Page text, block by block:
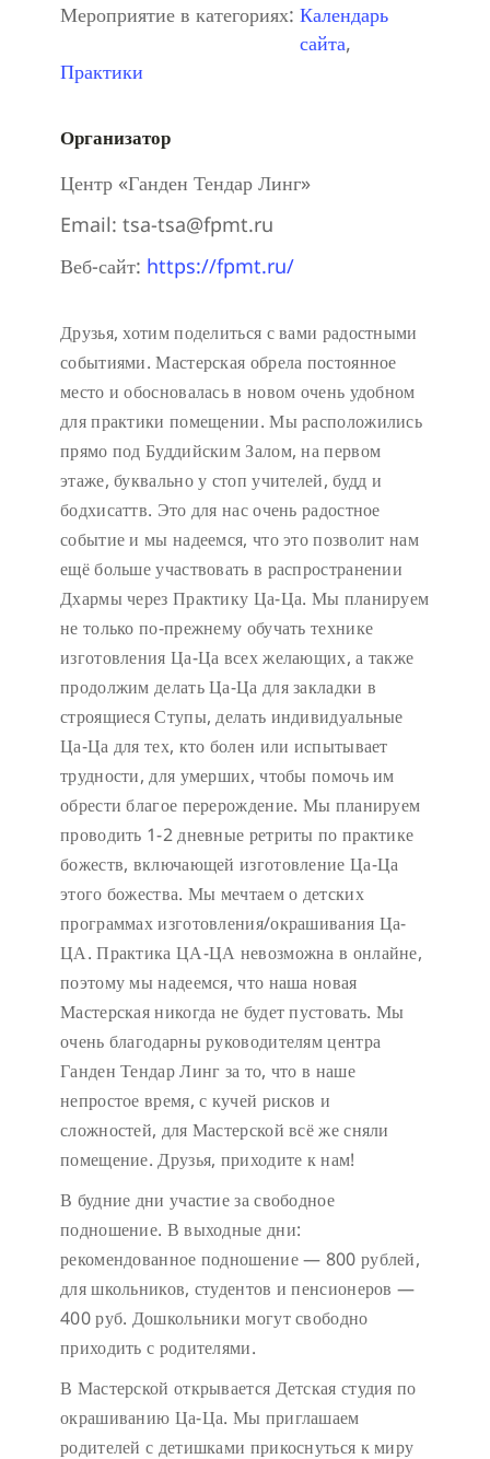
Мероприятие в категориях: Календарь
сайта,
Практики
Организатор
Центр «Ганден Тендар Линг»
Email: tsa-tsa@fpmt.ru
Веб-сайт: https://fpmt.ru/
Друзья, хотим поделиться с вами радостными
событиями. Мастерская обрела постоянное
место и обосновалась в новом очень удобном
для практики помещении. Мы расположились
прямо под Буддийским Залом, на первом
этаже, буквально у стоп учителей, будд и
бодхисаттв. Это для нас очень радостное
событие и мы надеемся, что это позволит нам
ещё больше участвовать в распространении
Дхармы через Практику Ца-Ца. Мы планируем
не только по-прежнему обучать технике
изготовления Ца-Ца всех желающих, а также
продолжим делать Ца-Ца для закладки в
строящиеся Ступы, делать индивидуальные
Ца-Ца для тех, кто болен или испытывает
трудности, для умерших, чтобы помочь им
обрести благое перерождение. Мы планируем
проводить 1-2 дневные ретриты по практике
божеств, включающей изготовление Ца-Ца
этого божества. Мы мечтаем о детских
программах изготовления/окрашивания Ца-
ЦА. Практика ЦА-ЦА невозможна в онлайне,
поэтому мы надеемся, что наша новая
Мастерская никогда не будет пустовать. Мы
очень благодарны руководителям центра
Ганден Тендар Линг за то, что в наше
непростое время, с кучей рисков и
сложностей, для Мастерской всё же сняли
помещение. Друзья, приходите к нам!
В будние дни участие за свободное
подношение. В выходные дни:
рекомендованное подношение — 800 рублей,
для школьников, студентов и пенсионеров —
400 руб. Дошкольники могут свободно
приходить с родителями.
В Мастерской открывается Детская студия по
окрашиванию Ца-Ца. Мы приглашаем
родителей с детишками прикоснуться к миру